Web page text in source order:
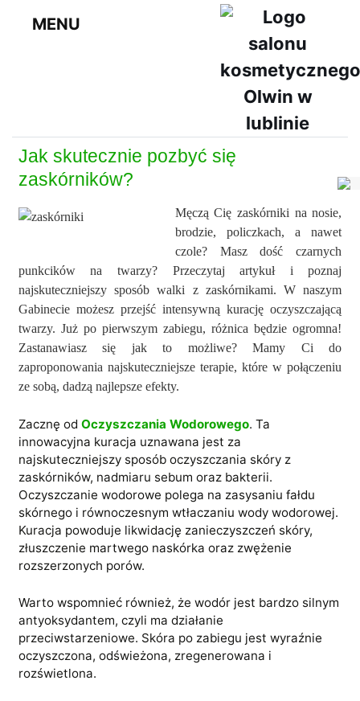
MENU
Jak skutecznie pozbyć się
zaskórników?
Męczą Cię zaskórniki na nosie,
brodzie, policzkach, a nawet
czole? Masz dość czarnych
punkcików na twarzy? Przeczytaj artykuł i poznaj
najskuteczniejszy sposób walki z zaskórnikami. W naszym
Gabinecie możesz przejść intensywną kurację oczyszczającą
twarzy. Już po pierwszym zabiegu, różnica będzie ogromna!
Zastanawiasz się jak to możliwe? Mamy Ci do
zaproponowania najskuteczniejsze terapie, które w połączeniu
ze sobą, dadzą najlepsze efekty.
Zacznę od Oczyszczania Wodorowego. Ta
innowacyjna kuracja uznawana jest za
najskuteczniejszy sposób oczyszczania skóry z
zaskórników, nadmiaru sebum oraz bakterii.
Oczyszczanie wodorowe polega na zasysaniu fałdu
skórnego i równoczesnym wtłaczaniu wody wodorowej.
Kuracja powoduje likwidację zanieczyszczeń skóry,
złuszczenie martwego naskórka oraz zwężenie
rozszerzonych porów.
Warto wspomnieć również, że wodór jest bardzo silnym
antyoksydantem, czyli ma działanie
przeciwstarzeniowe. Skóra po zabiegu jest wyraźnie
oczyszczona, odświeżona, zregenerowana i
rozświetlona.